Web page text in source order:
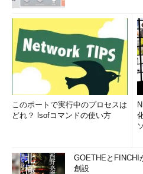
このポートで実行中のプロセスは
どれ？ lsofコマンドの使い方
GOETHEとFINCHI
創設